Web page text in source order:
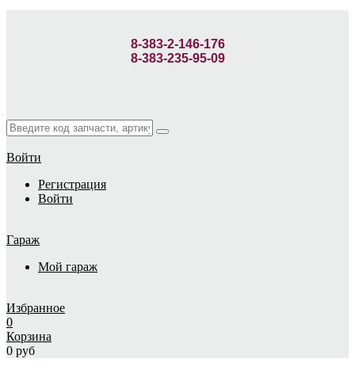
8-383-2-146-176
8-383-235-95-09
Войти
Регистрация
Войти
Гараж
Мой гараж
Избранное
0
Корзина
0 руб